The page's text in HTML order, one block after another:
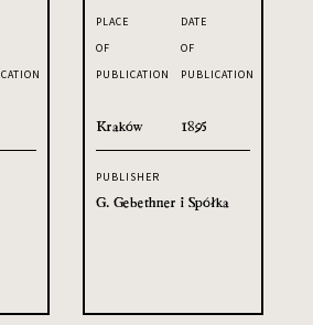
PLACE
OF
PUBLICATION
Kraków
DATE
OF
PUBLICATION
1895
PUBLISHER
G. Gebethner i Spółka